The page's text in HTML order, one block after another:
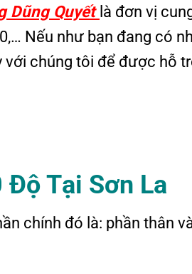
Dũng Quyết là đơn vị
Nếu như bạn đang có
với chúng tôi để được hỗ
Độ Tại Sơn La
chính đó là: phần thân